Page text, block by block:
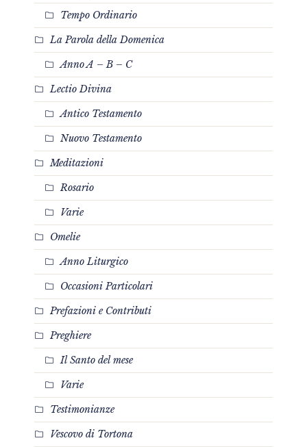
Tempo Ordinario
La Parola della Domenica
Anno A – B – C
Lectio Divina
Antico Testamento
Nuovo Testamento
Meditazioni
Rosario
Varie
Omelie
Anno Liturgico
Occasioni Particolari
Prefazioni e Contributi
Preghiere
Il Santo del mese
Varie
Testimonianze
Vescovo di Tortona